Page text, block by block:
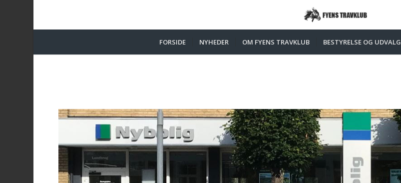
FORSIDE NYHEDER OM FYENS TRAVKLUB BESTYRELSE OG UDVALG